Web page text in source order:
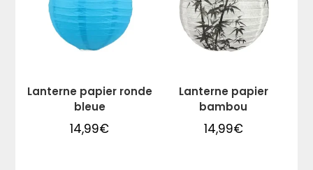
Lanterne papier ronde
bleue
14,99€
Lanterne papier
bambou
14,99€